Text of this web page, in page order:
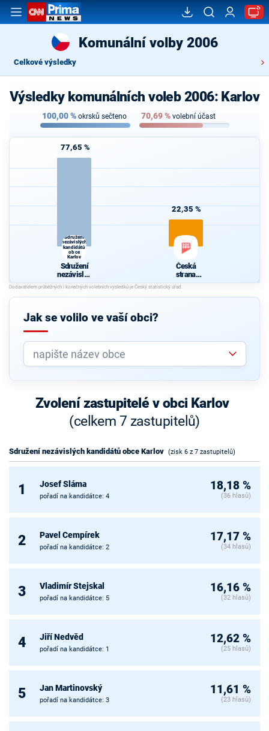
Komunální volby 2006
Celkové výsledky
Výsledky komunálních voleb 2006: Karlov
100,00% okrsků sečteno 70,69% volební účast
77,65 %
Sdružení
nezávislých
kandidátů
obce
Karlov
Sdružení
nezávislýc
kandidátů
obce
22,35 %
Česká
strana
sociálně
demokrati
cká
Jak se volilo ve vaší obci?
Zvolení zastupitelé v obci Karlov
(celkem 7 zastupitelů)
Sdružení nezávislých kandidátů obce Karlov (zisk 6 z 7 zastupitelů)
1 Josef Sláma
pořadí na kandidátce: 4
18,18 %
(36 hlasů)
2 Pavel Cempírek
pořadí na kandidátce: 2
17,17 %
(34 hlasů)
3 Vladimír Stejskal
pořadí na kandidátce: 5
16,16 %
(32 hlasů)
4 Jiří Nedvěd
pořadí na kandidátce: 1
12,62 %
(25 hlasů)
5 Jan Martinovský
pořadí na kandidátce: 3
11,61 %
(23 hlasů)